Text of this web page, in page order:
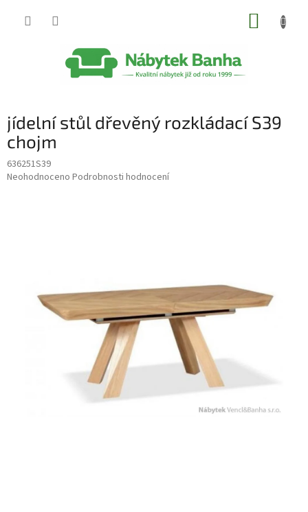
jídelní stůl dřevěný rozkládací S39
chojm
636251S39
Průměrné
Neohodnoceno Podrobnosti hodnocení